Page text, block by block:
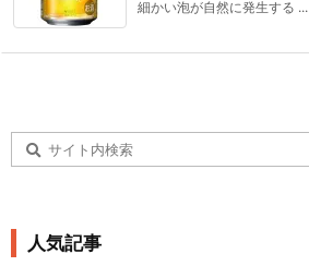
細かい泡が自然に発生する ...
人気記事